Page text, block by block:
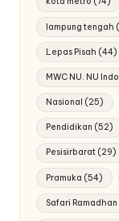
lampung tengah
Lepas Pisah (44)
MWC NU. NU
Nasional (25)
Pendidikan (52)
Pesisirbarat (29)
Pramuka (54)
Safari Ramadhan